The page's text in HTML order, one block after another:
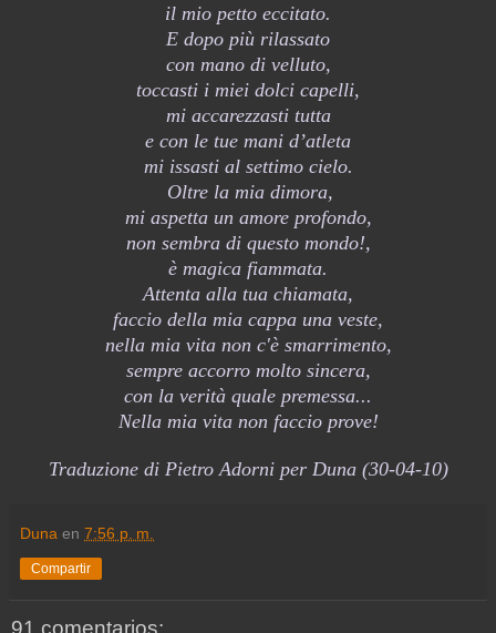
il mio petto eccitato.
E dopo più rilassato
con mano di velluto,
toccasti i miei dolci capelli,
mi accarezzasti tutta
e con le tue mani d’atleta
mi issasti al settimo cielo.
Oltre la mia dimora,
mi aspetta un amore profondo,
non sembra di questo mondo!,
è magica fiammata.
Attenta alla tua chiamata,
faccio della mia cappa una veste,
nella mia vita non c'è smarrimento,
sempre accorro molto sincera,
con la verità quale premessa...
Nella mia vita non faccio prove!
Traduzione di Pietro Adorni per Duna (30-04-10)
Duna en 7:56 p. m.
Compartir
91 comentarios: